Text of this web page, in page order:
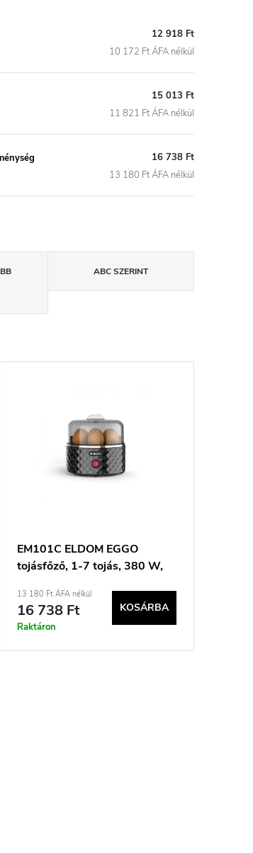
12 918 Ft
10 172 Ft ÁFA nélkül
15 013 Ft
11 821 Ft ÁFA nélkül
16 738 Ft
13 180 Ft ÁFA nélkül
ABC SZERINT
EM101C ELDOM EGGO
tojásfőző, 1-7 tojás, 380 W,
13 180 Ft ÁFA nélkül
16 738 Ft
Raktáron
KOSÁRBA